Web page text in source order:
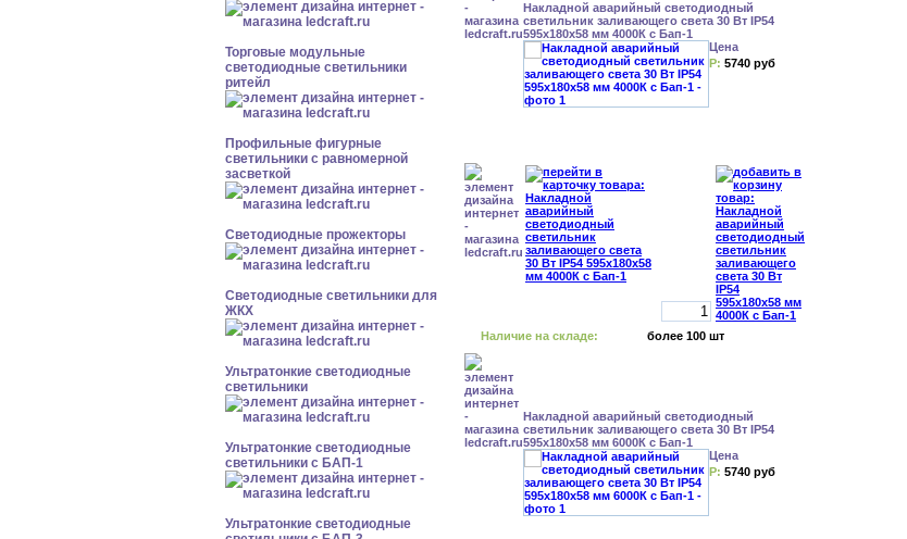
Торговые модульные
светодиодные светильники
ритейл
Профильные фигурные
светильники с равномерной
засветкой
Светодиодные прожекторы
Светодиодные светильники для
ЖКХ
Ультратонкие светодиодные
светильники
Ультратонкие светодиодные
светильники с БАП-1
Ультратонкие светодиодные
Накладной аварийный светодиодный
светильник заливающего света 30 Вт IP54
595x180x58 мм 4000К с Бап-1
Цена
Р: 5740 руб
Наличие на складе: более 100 шт
Накладной аварийный светодиодный
светильник заливающего света 30 Вт IP54
595x180x58 мм 6000К с Бап-1
Цена
Р: 5740 руб